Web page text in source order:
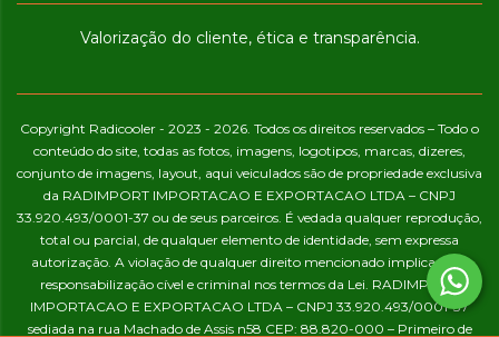
Valorização do cliente, ética e transparência.
Copyright Radicooler - 2023 - 2026. Todos os direitos reservados – Todo o
conteúdo do site, todas as fotos, imagens, logotipos, marcas, dizeres,
conjunto de imagens, layout, aqui veiculados são de propriedade exclusiva
da RADIMPORT IMPORTACAO E EXPORTACAO LTDA – CNPJ
33.920.493/0001-37 ou de seus parceiros. É vedada qualquer reprodução,
total ou parcial, de qualquer elemento de identidade, sem expressa
autorização. A violação de qualquer direito mencionado implicará na
responsabilização cível e criminal nos termos da Lei. RADIMPORT
IMPORTACAO E EXPORTACAO LTDA – CNPJ 33.920.493/0001-37
sediada na rua Machado de Assis n58 CEP: 88.820-000 – Primeiro de